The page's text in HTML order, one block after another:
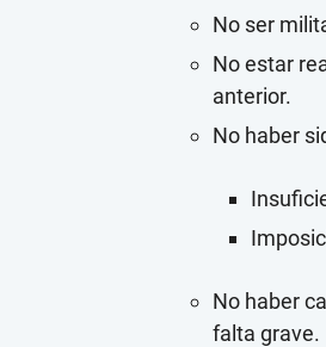
No ser
No estar
anterior.
No haber
No haber
falta grave.